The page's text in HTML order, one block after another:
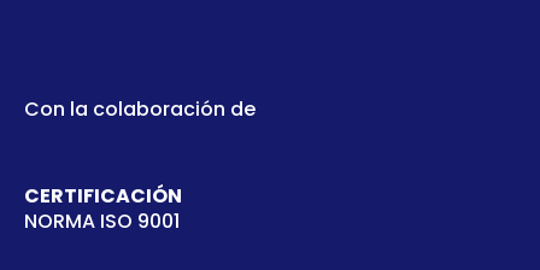
Con la colaboración de
CERTIFICACIÓN
NORMA ISO 9001